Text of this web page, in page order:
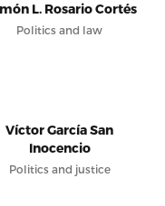
L. Rosario Cortés
Politics and law
Víctor García San
Inocencio
Politics and justice